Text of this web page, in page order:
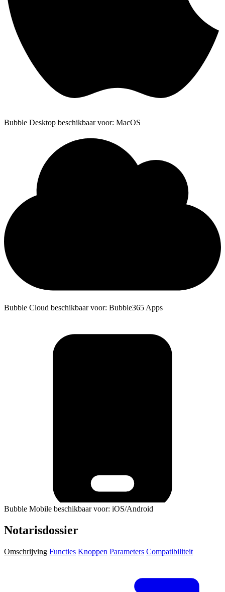
Bubble Desktop beschikbaar voor: MacOS
Bubble Cloud beschikbaar voor: Bubble365 Apps
Bubble Mobile beschikbaar voor: iOS/Android
Notarisdossier
Omschrijving Functies Knoppen Parameters Compatibiliteit